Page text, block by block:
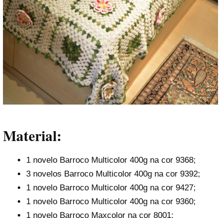
Material:
1 novelo Barroco Multicolor 400g na cor 9368;
3 novelos Barroco Multicolor 400g na cor 9392;
1 novelo Barroco Multicolor 400g na cor 9427;
1 novelo Barroco Multicolor 400g na cor 9360;
1 novelo Barroco Maxcolor na cor 8001;